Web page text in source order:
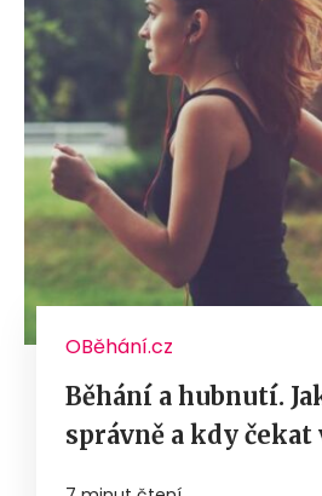
OBěhání.cz
Běhání a hubnutí.
správně a kdy